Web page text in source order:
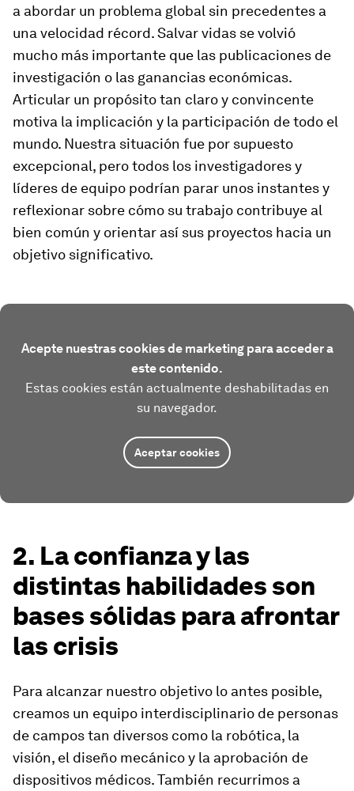
a abordar un problema global sin precedentes a
una velocidad récord. Salvar vidas se volvió
mucho más importante que las publicaciones de
investigación o las ganancias económicas.
Articular un propósito tan claro y convincente
motiva la implicación y la participación de todo el
mundo. Nuestra situación fue por supuesto
excepcional, pero todos los investigadores y
líderes de equipo podrían parar unos instantes y
reflexionar sobre cómo su trabajo contribuye al
bien común y orientar así sus proyectos hacia un
objetivo significativo.
Acepte nuestras cookies de marketing para acceder a
este contenido.
Estas cookies están actualmente deshabilitadas en
su navegador.
Aceptar cookies
2. La confianza y las
distintas habilidades son
bases sólidas para afrontar
las crisis
Para alcanzar nuestro objetivo lo antes posible,
creamos un equipo interdisciplinario de personas
de campos tan diversos como la robótica, la
visión, el diseño mecánico y la aprobación de
dispositivos médicos. También recurrimos a